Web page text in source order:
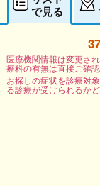
で見る
医療機関情報は変更さ
療科の有無は直接ご確
お探しの症状を診療対
る診療が受けられるか